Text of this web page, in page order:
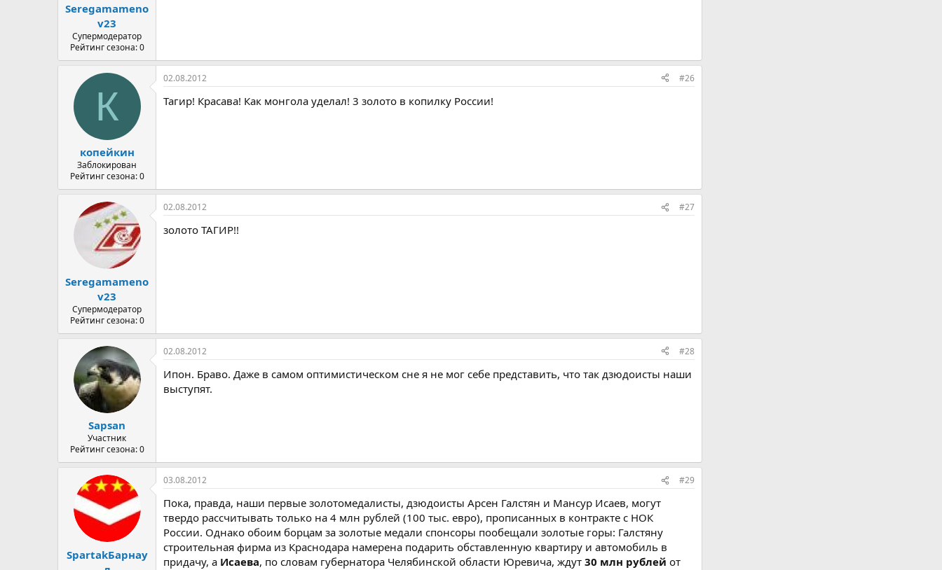
Seregamameno
v23
Супермодератор
Рейтинг сезона: 0
К
копейкин
Заблокирован
Рейтинг сезона: 0
02.08.2012 #26
Тагир! Красава! Как монгола уделал! 3 золото в копилку России!
Seregamameno
v23
Супермодератор
Рейтинг сезона: 0
02.08.2012 #27
золото ТАГИР!!
Sapsan
Участник
Рейтинг сезона: 0
02.08.2012 #28
Ипон. Браво. Даже в самом оптимистическом сне я не мог себе представить, что так дзюдоисты наши
выступят.
SpartakБарнау
03.08.2012 #29
Пока, правда, наши первые золотомедалисты, дзюдоисты Арсен Галстян и Мансур Исаев, могут
твердо рассчитывать только на 4 млн рублей (100 тыс. евро), прописанных в контракте с НОК
России. Однако обоим борцам за золотые медали спонсоры пообещали золотые горы: Галстяну
строительная фирма из Краснодара намерена подарить обставленную квартиру и автомобиль в
придачу, а Исаева, по словам губернатора Челябинской области Юревича, ждут 30 млн рублей от